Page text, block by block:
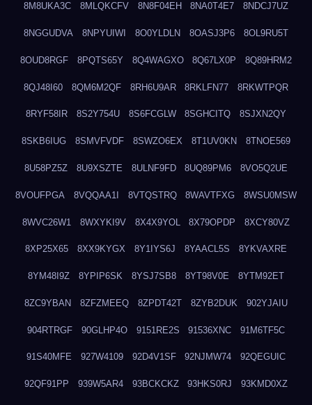
8M8UKA3C 8MLQKCFV 8N8F04EH 8NA0T4E7 8NDCJ7UZ
8NGGUDVA 8NPYUIWI 8O0YLDLN 8OASJ3P6 8OL9RU5T
8OUD8RGF 8PQTS65Y 8Q4WAGXO 8Q67LX0P 8Q89HRM2
8QJ48I60 8QM6M2QF 8RH6U9AR 8RKLFN77 8RKWTPQR
8RYF58IR 8S2Y754U 8S6FCGLW 8SGHCITQ 8SJXN2QY
8SKB6IUG 8SMVFVDF 8SWZO6EX 8T1UV0KN 8TNOE569
8U58PZ5Z 8U9XSZTE 8ULNF9FD 8UQ89PM6 8VO5Q2UE
8VOUFPGA 8VQQAA1I 8VTQSTRQ 8WAVTFXG 8WSU0MSW
8WVC26W1 8WXYKI9V 8X4X9YOL 8X79OPDP 8XCY80VZ
8XP25X65 8XX9KYGX 8Y1IYS6J 8YAACL5S 8YKVAXRE
8YM48I9Z 8YPIP6SK 8YSJ7SB8 8YT98V0E 8YTM92ET
8ZC9YBAN 8ZFZMEEQ 8ZPDT42T 8ZYB2DUK 902YJAIU
904RTRGF 90GLHP4O 9151RE2S 91536XNC 91M6TF5C
91S40MFE 927W4109 92D4V1SF 92NJMW74 92QEGUIC
92QF91PP 939W5AR4 93BCKCKZ 93HKS0RJ 93KMD0XZ